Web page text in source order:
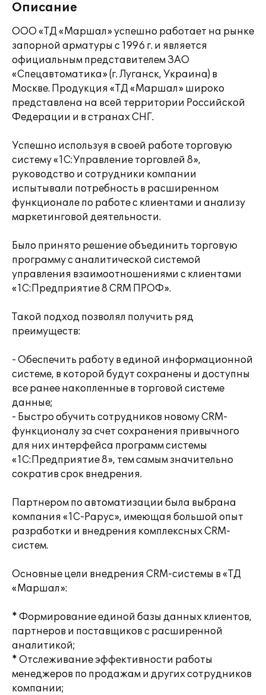
Описание
ООО «ТД «Маршал» успешно работает на рынке
запорной арматуры с 1996 г. и является
официальным представителем ЗАО
«Спецавтоматика» (г. Луганск, Украина) в
Москве. Продукция «ТД «Маршал» широко
представлена на всей территории Российской
Федерации и в странах СНГ.
Успешно используя в своей работе торговую
систему «1С:Управление торговлей 8»,
руководство и сотрудники компании
испытывали потребность в расширенном
функционале по работе с клиентами и анализу
маркетинговой деятельности.
Было принято решение объединить торговую
программу с аналитической системой
управления взаимоотношениями с клиентами
«1С:Предприятие 8 CRM ПРОФ».
Такой подход позволял получить ряд
преимуществ:
- Обеспечить работу в единой информационной
системе, в которой будут сохранены и доступны
все ранее накопленные в торговой системе
данные;
- Быстро обучить сотрудников новому CRM-
функционалу за счет сохранения привычного
для них интерфейса программ системы
«1С:Предприятие 8», тем самым значительно
сократив срок внедрения.
Партнером по автоматизации была выбрана
компания «1С-Рарус», имеющая большой опыт
разработки и внедрения комплексных CRM-
систем.
Основные цели внедрения CRM-системы в «ТД
«Маршал»:
* Формирование единой базы данных клиентов,
партнеров и поставщиков с расширенной
аналитикой;
* Отслеживание эффективности работы
менеджеров по продажам и других сотрудников
компании;